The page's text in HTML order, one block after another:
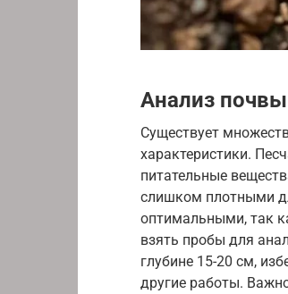
Анализ почвы
Существует
характеристики.
питательные
слишком плотными
оптимальными, так
взять пробы для
глубине 15-20 см,
другие работы.